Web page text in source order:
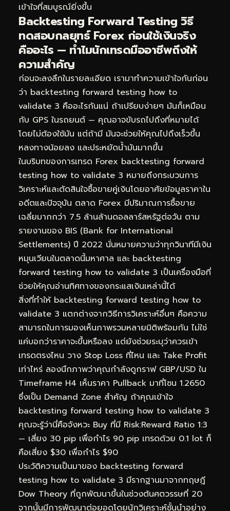
เข้าใจที่สมบูรณ์ยิ่งขึ้น
Backtesting Forward Testing วิธี
ทดสอบกลยุทธ์ Forex ก่อนใช้เงินจริง
คืออะไร — ทำไมนักเทรดมืออาชีพถึงให้
ความสำคัญ
ก่อนจะลงลึกในรายละเอียด เรามาทำความเข้าใจกันก่อน
ว่า backtesting forward testing how to
validate 3 คืออะไรกันแน่ ถ้าเปรียบง่ายๆ มันก็เหมือน
กับ GPS ในรถยนต์ — คุณอาจขับรถไปถึงที่หมายได้
โดยไม่ต้องใช้มัน แต่ถ้ามี มันจะช่วยให้คุณไปถึงเร็วขึ้น
หลงทางน้อยลง และประหยัดน้ำมันมากขึ้น
ในบริบทของการเทรด Forex backtesting forward
testing how to validate 3 หมายถึงกระบวนการ
วิเคราะห์และตัดสินใจซื้อขายคู่เงินโดยอาศัยข้อมูลราคาใน
อดีตและปัจจุบัน ตลาด Forex มีปริมาณการซื้อขาย
เฉลี่ยมากกว่า 7.5 ล้านล้านดอลลาร์สหรัฐต่อวัน ตาม
รายงานของ BIS (Bank for International
Settlements) ปี 2022 นั่นหมายความว่าทุกวินาทีมีเงิน
หมุนเวียนในตลาดนี้มหาศาล และ backtesting
forward testing how to validate 3 เป็นเครื่องมือที่
ช่วยให้คุณอ่านทิศทางของกระแสเงินเหล่านี้ได้
สิ่งที่ทำให้ backtesting forward testing how to
validate 3 แตกต่างจากวิธีการวิเคราะห์อื่นๆ คือความ
สามารถในการมองเห็นภาพรวมหลายมิติพร้อมกัน ไม่ใช่
แค่บอกว่าราคาจะขึ้นหรือลง แต่ยังช่วยระบุว่าควรเข้า
เทรดตรงไหน วาง Stop Loss ที่ไหน และ Take Profit
เท่าไหร่ ลองนึกภาพว่าคุณกำลังดูกราฟ GBP/USD ใน
Timeframe H4 เห็นราคา Pullback มาที่โซน 1.2650
ซึ่งเป็น Demand Zone สำคัญ ถ้าคุณเข้าใจ
backtesting forward testing how to validate 3
คุณจะรู้ว่านี่คือจังหวะ Buy ที่มี Risk:Reward Ratio 1:3
— เสี่ยง 30 pip เพื่อกำไร 90 pip เทรดด้วย 0.1 lot ก็
คือเสี่ยง $30 เพื่อกำไร $90
ประวัติความเป็นมาของ backtesting forward
testing how to validate 3 มีรากฐานมาจากทฤษฎี
Dow Theory ที่ถูกพัฒนาขึ้นในช่วงต้นศตวรรษที่ 20
จากนั้นมีการพัฒนาต่อยอดโดยนักวิเคราะห์ชั้นนำอย่าง